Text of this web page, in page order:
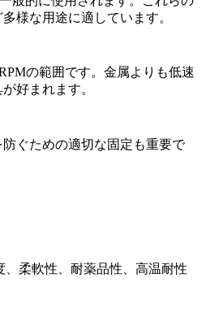
様な用途に適しています。
の範囲です。金属よりも低速
好まれます。
ぐための適切な固定も重要で
柔軟性、耐薬品性、高温耐性